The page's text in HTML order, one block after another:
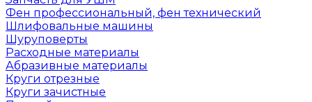
Фен профессиональный, фен технический
Шлифовальные машины
Шуруповерты
Расходные материалы
Абразивные материалы
Круги отрезные
Круги зачистные